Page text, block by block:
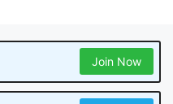
Join Now